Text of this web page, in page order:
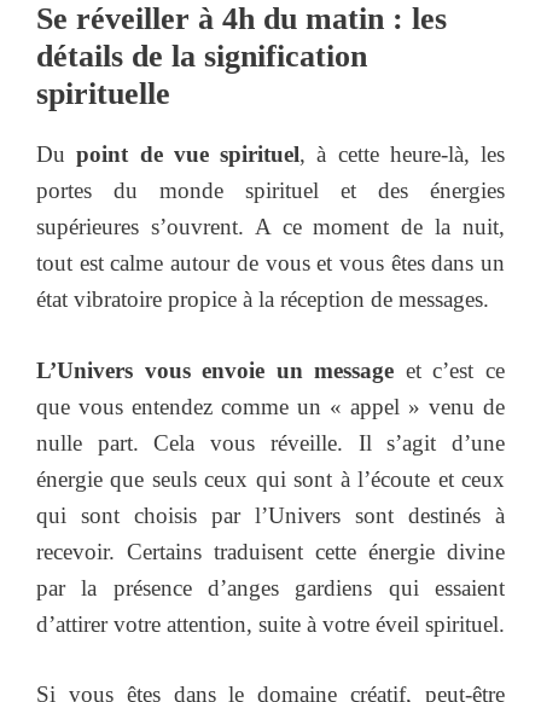
Se réveiller à 4h du matin : les
détails de la signification
spirituelle
Dupoint de vue spirituel, à cette heure-là, les
portes du monde spirituel et des énergies
supérieures s’ouvrent. A ce moment de la nuit,
tout est calme autour de vous et vous êtes dans un
état vibratoire propice à la réception de messages.
L’Univers vous envoie un message et c’est ce
que vous entendez comme un « appel » venu de
nulle part. Cela vous réveille. Il s’agit d’une
énergie que seuls ceux qui sont à l’écoute et ceux
qui sont choisis par l’Univers sont destinés à
recevoir. Certains traduisent cette énergie divine
par la présence d’anges gardiens qui essaient
d’attirer votre attention, suite à votre éveil spirituel.
Si vous êtes dans le domaine créatif, peut-être